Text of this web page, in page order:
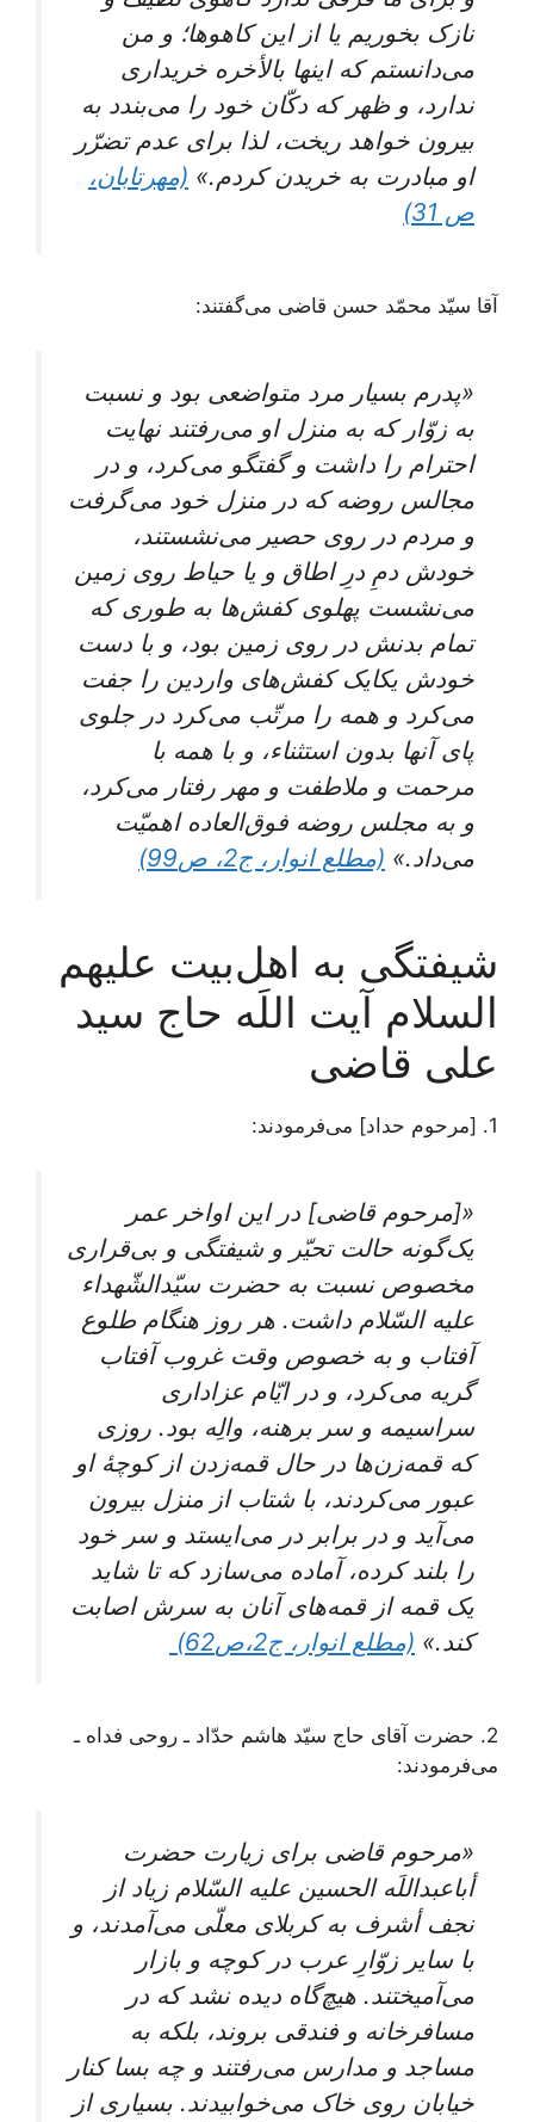
نازک‌ بخوریم‌ یا از این‌ کاهوها؛ و من‌
می‌دانستم‌ که‌ اینها بالأخره‌ خریداری‌
ندارد، و ظهر که‌ دکّان‌ خود را می‌بندد به‌
بیرون‌ خواهد ریخت‌، لذا برای‌ عدم‌ تضرّر
او مبادرت‌ به خریدن‌ کردم‌.» (مهرتابان،
ص 31)
آقا سیّد محمّد حسن قاضی می‌گفتند:
«پدرم بسیار مرد متواضعی بود و نسبت
به زوّار که به منزل او می‌رفتند نهایت
احترام را داشت و گفتگو می‌کرد، و در
مجالس روضه که در منزل خود می‌گرفت
و مردم در روی حصیر می‌نشستند،
خودش دمِ درِ اطاق و یا حیاط روی زمین
می‌نشست پهلوی کفش‌ها به طوری که
تمام بدنش در روی زمین بود، و با دست
خودش یکایک کفش‌های واردین را جفت
می‌کرد و همه را مرتّب می‌کرد در جلوی
پای آنها بدون استثناء، و با همه با
مرحمت و ملاطفت و مهر رفتار می‌کرد،
و به مجلس روضه فوق‌العاده اهمیّت
می‌داد.» (مطلع انوار، ج2، ص99)
شیفتگی به اهل‌بیت علیهم
السلام آیت ‌اللَه حاج سید
علی قاضی
1. [مرحوم حداد] می‌فرمودند:
«[مرحوم قاضی] در این اواخر عمر
یک‌گونه حالت تحیّر و شیفتگی و بی‌قراری
مخصوص نسبت به حضرت سیّدالشّهداء
علیه السّلام داشت. هر روز هنگام طلوع
آفتاب و به خصوص وقت غروب آفتاب
گریه می‌کرد، و در ایّام عزاداری
سراسیمه و سر برهنه، والِه بود. روزی
که قمه‌زن‌ها در حال قمه‌زدن از کوچۀ‌ او
عبور می‌کردند، با شتاب از منزل بیرون
می‌آید و در برابر در می‌ایستد و سر خود
را بلند کرده، آماده می‌سازد که تا شاید
یک قمه از قمه‌های آنان به سرش اصابت
کند.» (مطلع انوار، ج2،ص62)
2. حضرت آقای حاج سیّد هاشم حدّاد ـ روحی فداه ـ
می‌فرمودند:
«مرحوم قاضی برای زیارت حضرت
أباعبداللَه الحسین علیه السّلام زیاد از
نجف أشرف به کربلای معلّی می‌آمدند، و
با سایر زوّارِ عرب در کوچه و بازار
می‌آمیختند. هیچ‌گاه دیده نشد که در
مسافرخانه و فندقی بروند، بلکه به
مساجد و مدارس می‌رفتند و چه بسا کنار
خیابان روی خاک می‌خوابیدند. بسیاری از